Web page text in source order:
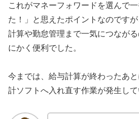
これがマネーフォワードを選んで
た！」と思えたポイントなのです
計算や勤怠管理まで一気につなが
にかく便利でした。
今までは、給与計算が終わったあ
計ソフトへ入れ直す作業が発生して